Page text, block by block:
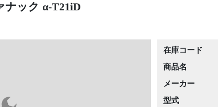
ナック α-T21iD
在庫コード
商品名
メーカー
型式